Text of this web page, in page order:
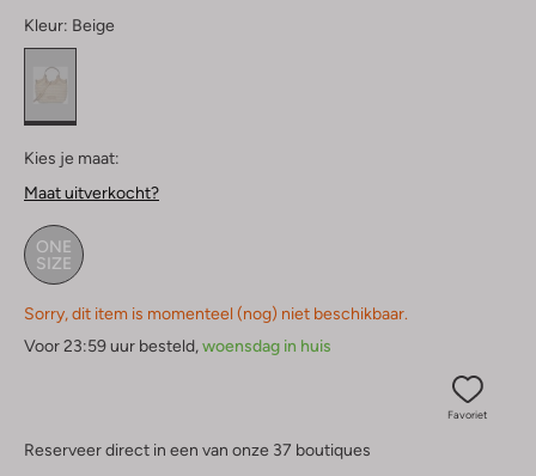
Kleur: Beige
Kies je maat:
Maat uitverkocht?
ONE
SIZE
Sorry, dit item is momenteel (nog) niet beschikbaar.
Voor 23:59 uur besteld,woensdag in huis
Favoriet
Reserveer direct in een van onze 37 boutiques